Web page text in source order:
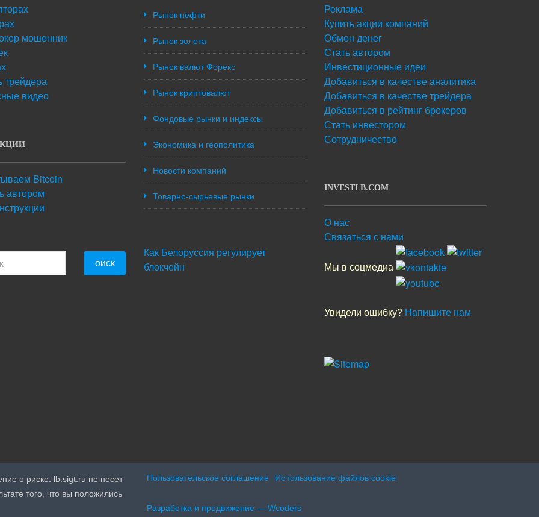
мошенник
трейдера
видео
Bitcoin
автором
оиск
Рынок нефти
Рынок золота
Рынок валют Форекс
Рынок криптовалют
Фондовые рынки и индексы
Экономика и геополитика
Новости компаний
Товарно-сырьевые рынки
Как Белоруссия регулирует
блокчейн
Реклама
Купить акции компаний
Обмен денег
Стать автором
Инвестиционные идеи
Добавиться в качестве аналитика
Добавиться в качестве трейдера
Добавиться в рейтинг брокеров
Стать инвестором
Сотрудничество
INVESTLB.COM
О нас
Связаться с нами
Мы в соцмедиа
Увидели ошибку? Напишите нам
о риске: lb.sigt.ru не несет
того, что вы положились
Пользовательское соглашение Использование файлов cookie
Разработка и продвижение — Wcoders